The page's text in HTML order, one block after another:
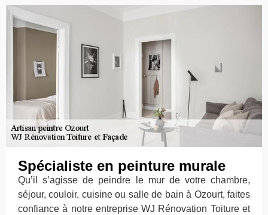
Spécialiste en peinture murale
Qu’il s’agisse de peindre le mur de votre chambre,
séjour, couloir, cuisine ou salle de bain à Ozourt, faites
confiance à notre entreprise WJ Rénovation Toiture et